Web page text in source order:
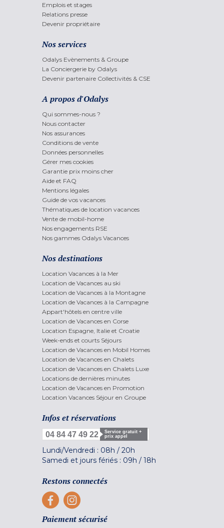
Emplois et stages
Relations presse
Devenir propriétaire
Nos services
Odalys Evènements & Groupe
La Conciergerie by Odalys
Devenir partenaire Collectivités & CSE
A propos d'Odalys
Qui sommes-nous ?
Nous contacter
Nos assurances
Conditions de vente
Données personnelles
Gérer mes cookies
Garantie prix moins cher
Aide et FAQ
Mentions légales
Guide de vos vacances
Thématiques de location vacances
Vente de mobil-home
Nos engagements RSE
Nos gammes Odalys Vacances
Nos destinations
Location Vacances à la Mer
Location de Vacances au ski
Location de Vacances à la Montagne
Location de Vacances à la Campagne
Appart'hôtels en centre ville
Location de Vacances en Corse
Location Espagne, Italie et Croatie
Week-ends et courts Séjours
Location de Vacances en Mobil Homes
Location de Vacances en Chalets
Location de Vacances en Chalets Luxe
Locations de dernières minutes
Location de Vacances en Promotion
Location Vacances Séjour en Groupe
Infos et réservations
04 84 47 49 22
Service gratuit +
prix appel
Lundi/Vendredi : 08h / 20h
Samedi et jours fériés : 09h / 18h
Restons connectés
Paiement sécurisé